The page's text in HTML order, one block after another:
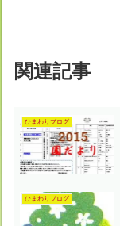
関連記事
ひまわりブログ
ひまわりブログ